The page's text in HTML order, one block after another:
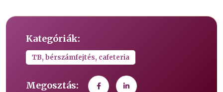
Kategóriák:
TB, bérszámfejtés, cafeteria
Megosztás: